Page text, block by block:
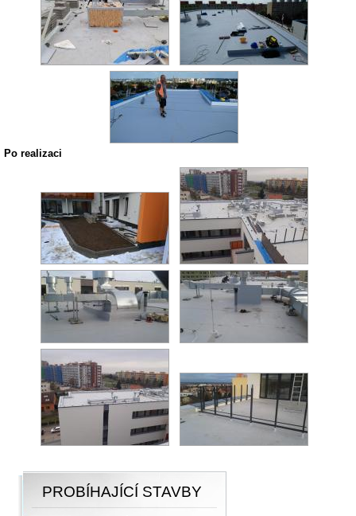
Po realizaci
PROBÍHAJÍCÍ STAVBY